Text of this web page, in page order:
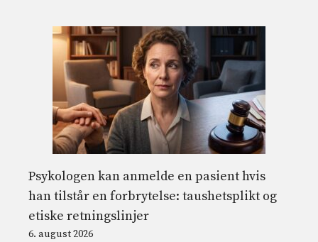
Psykologen kan anmelde en pasient hvis
han tilstår en forbrytelse: taushetsplikt og
etiske retningslinjer
6. august 2026